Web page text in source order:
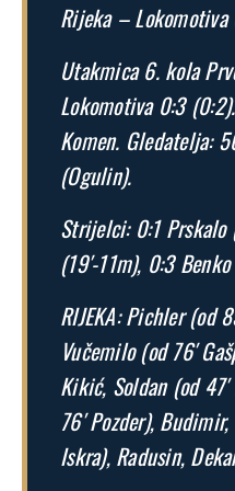
Rijeka –
Utakmica 6. kola
Lokomotiva 0:3
Komen. Gledatelja:
(Ogulin).
Strijelci: 0:1 Prskalo
(19′-11m), 0:3 Benko
RIJEKA: Pichler (od
Vučemilo (od 76′
Kikić, Soldan (od
76′ Pozder),
Iskra), Radusin,